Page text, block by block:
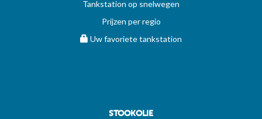
Tankstation op snelwegen
Prijzen per regio
Uw favoriete tankstation
STOOKOLIE